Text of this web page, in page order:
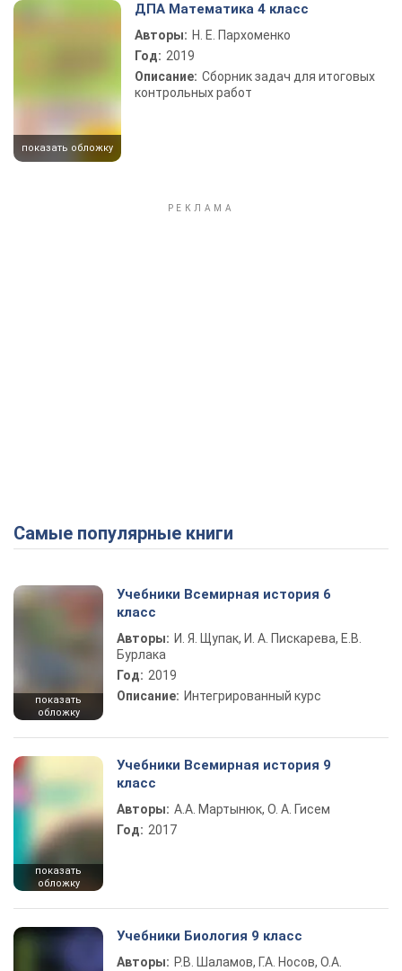
показать обложку
ДПА Математика 4 класс
Авторы: Н. Е. Пархоменко
Год: 2019
Описание: Сборник задач для итоговых
контрольных работ
Самые популярные книги
показать
обложку
Учебники Всемирная история 6
класс
Авторы: И. Я. Щупак, И. А. Пискарева, Е.В.
Бурлака
Год: 2019
Описание: Интегрированный курс
показать
обложку
Учебники Всемирная история 9
класс
Авторы: А.А. Мартынюк, О. А. Гисем
Год: 2017
Учебники Биология 9 класс
Авторы: Р.В. Шаламов, Г.А. Носов, О.А.